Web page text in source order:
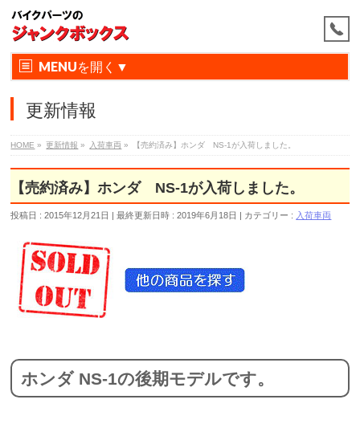
MENU
更新情報
HOME » 更新情報 » 入荷車両 » 【売約済み】ホンダ NS-1が入荷しました。
【売約済み】ホンダ NS-1が入荷しました。
投稿日 : 2015年12月21日 最終更新日時 : 2019年6月18日 カテゴリー : 入荷車両
ホンダ NS-1の後期モデルです。